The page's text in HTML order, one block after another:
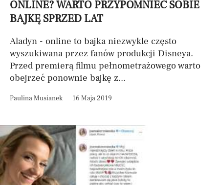
ONLINE? WARTO PRZYPOMNIEĆ SOBIE
BAJKĘ SPRZED LAT
Aladyn - online to bajka niezwykle często
wyszukiwana przez fanów produkcji Disneya.
Przed premierą filmu pełnometrażowego warto
obejrzeć ponownie bajkę z...
Paulina Musianek 16 Maja 2019